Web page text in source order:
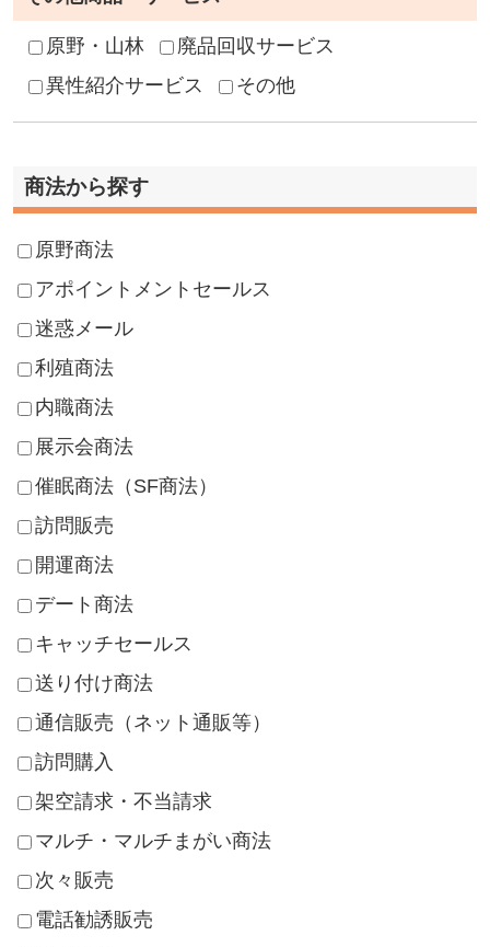
原野・山林
廃品回収サービス
異性紹介サービス
その他
商法から探す
原野商法
アポイントメントセールス
迷惑メール
利殖商法
内職商法
展示会商法
催眠商法（SF商法）
訪問販売
開運商法
デート商法
キャッチセールス
送り付け商法
通信販売（ネット通販等）
訪問購入
架空請求・不当請求
マルチ・マルチまがい商法
次々販売
電話勧誘販売